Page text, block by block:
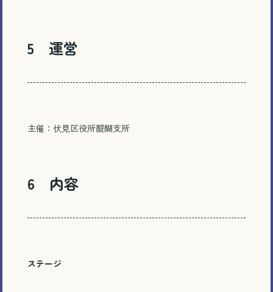
5 運営
主催：伏見区役所醍醐支所
6 内容
ステージ